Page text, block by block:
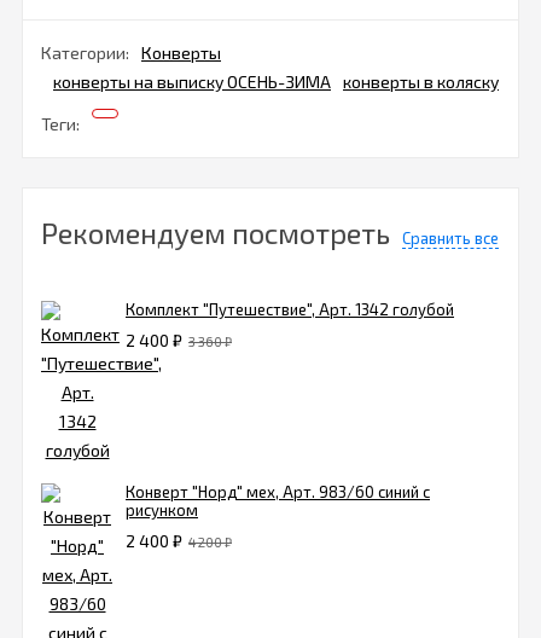
Категории:
Конверты
конверты на выписку ОСЕНЬ-ЗИМА конверты в коляску
Теги:
Рекомендуем посмотреть Сравнить все
Комплект "Путешествие", Арт. 1342 голубой
2 400 ₽ 3 360₽
Конверт "Норд" мех, Арт. 983/60 синий с
рисунком
2 400 ₽ 4 200₽